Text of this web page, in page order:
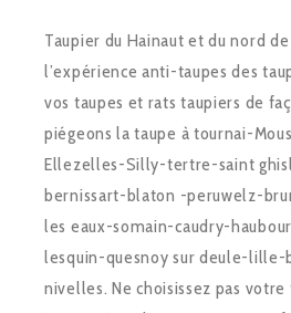
Taupier du Hainaut et du nord de
l’expérience anti-taupes des
vos taupes et rats taupiers de
piégeons la taupe à tournai-
Ellezelles-Silly-tertre-saint
bernissart-blaton -peruwelz-
les eaux-somain-caudry-
lesquin-quesnoy sur deule-lille-
nivelles. Ne choisissez pas votre